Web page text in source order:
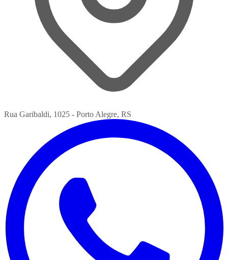
Rua Garibaldi, 1025 - Porto Alegre, RS